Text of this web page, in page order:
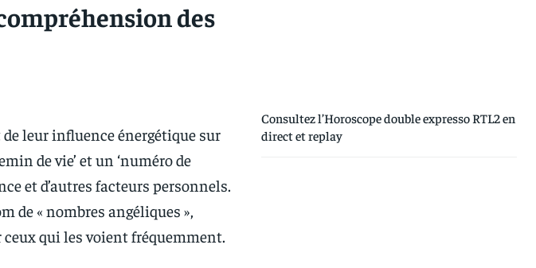
des
de leur influence énergétique sur
de vie’ et un ‘numéro de
et d’autres facteurs personnels.
de « nombres angéliques »,
qui les voient fréquemment.
Consultez l’Horoscope double expresso RTL2 en
direct et replay